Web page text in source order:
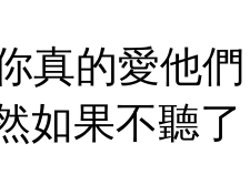
真的愛他們
如果不聽